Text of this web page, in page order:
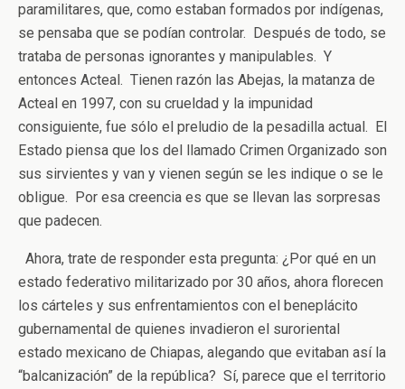
paramilitares, que, como estaban formados por indígenas,
se pensaba que se podían controlar. Después de todo, se
trataba de personas ignorantes y manipulables. Y
entonces Acteal. Tienen razón las Abejas, la matanza de
Acteal en 1997, con su crueldad y la impunidad
consiguiente, fue sólo el preludio de la pesadilla actual. El
Estado piensa que los del llamado Crimen Organizado son
sus sirvientes y van y vienen según se les indique o se le
obligue. Por esa creencia es que se llevan las sorpresas
que padecen.
Ahora, trate de responder esta pregunta: ¿Por qué en un
estado federativo militarizado por 30 años, ahora florecen
los cárteles y sus enfrentamientos con el beneplácito
gubernamental de quienes invadieron el suroriental
estado mexicano de Chiapas, alegando que evitaban así la
“balcanización” de la república? Sí, parece que el territorio